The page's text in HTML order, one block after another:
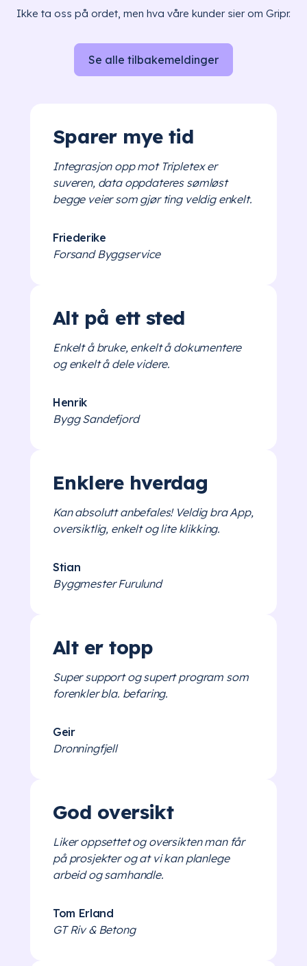
Ikke ta oss på ordet, men hva våre kunder sier om Gripr.
Se alle tilbakemeldinger
Sparer mye tid
Integrasjon opp mot Tripletex er
suveren, data oppdateres sømløst
begge veier som gjør ting veldig enkelt.
Friederike
Forsand Byggservice
Alt på ett sted
Enkelt å bruke, enkelt å dokumentere
og enkelt å dele videre.
Henrik
Bygg Sandefjord
Enklere hverdag
Kan absolutt anbefales! Veldig bra App,
oversiktlig, enkelt og lite klikking.
Stian
Byggmester Furulund
Alt er topp
Super support og supert program som
forenkler bla. befaring.
Geir
Dronningfjell
God oversikt
Liker oppsettet og oversikten man får
på prosjekter og at vi kan planlege
arbeid og samhandle.
Tom Erland
GT Riv & Betong